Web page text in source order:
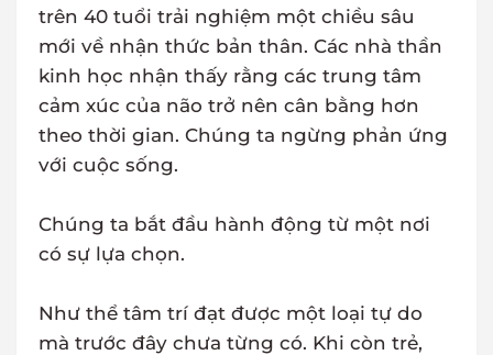
trên 40 tuổi trải nghiệm một chiều sâu
mới về nhận thức bản thân. Các nhà thần
kinh học nhận thấy rằng các trung tâm
cảm xúc của não trở nên cân bằng hơn
theo thời gian. Chúng ta ngừng phản ứng
với cuộc sống.
Chúng ta bắt đầu hành động từ một nơi
có sự lựa chọn.
Như thể tâm trí đạt được một loại tự do
mà trước đây chưa từng có. Khi còn trẻ,